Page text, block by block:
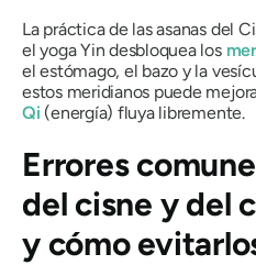
La práctica de lasasanas del
el yoga Yin desbloquea los
el estómago, el bazo y la
estos meridianos puede
Qi (energía) fluya libremente.
Errores
del cisne y del
y cómo